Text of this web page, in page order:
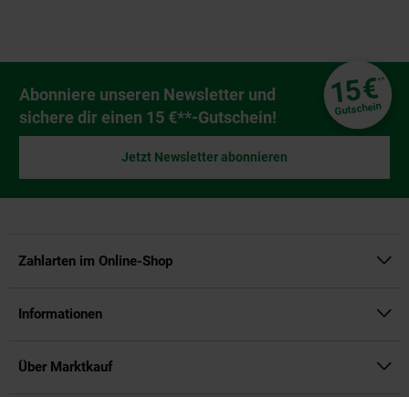
Newsletter Anmeldung
Abonniere unseren Newsletter und
sichere dir einen 15 €**-Gutschein!
15€**
Gutschein
Jetzt Newsletter abonnieren
Zahlarten im Online-Shop
Informationen
Über Marktkauf